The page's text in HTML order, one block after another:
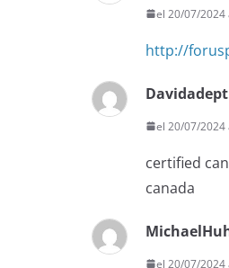
el 20/07/2024
http://
Davidadept
el 20/07/2024
certified
canada
el 20/07/2024